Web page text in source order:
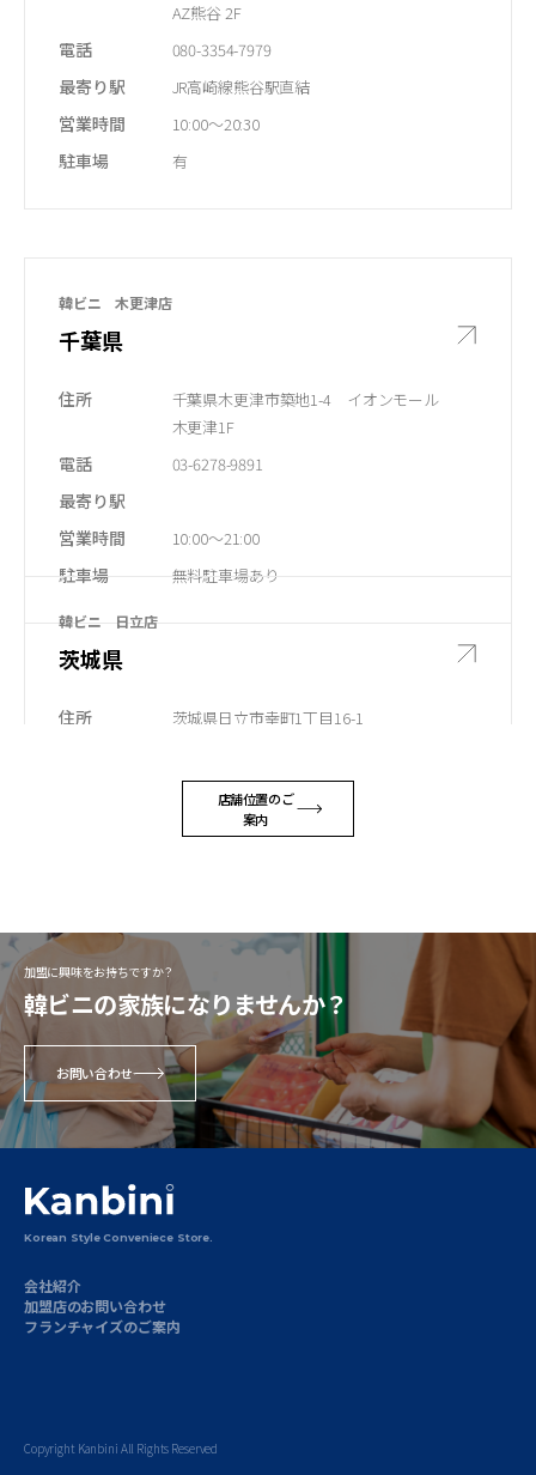
AZ熊谷 2F
電話 080-3354-7979
最寄り駅 JR高崎線熊谷駅直結
​営業時間 10:00～20:30
​駐車場 有
韓ビニ 木更津店
千葉県
住所
千葉県木更津市築地1-4 イオンモール
木更津1F
電話 03-6278-9891
最寄り駅
​営業時間
10:00～21:00
​駐車場 無料駐車場あり
韓ビニ 日立店
茨城県
住所 茨城県日立市幸町1丁目16-1
JR常磐線日立駅から 徒歩4分
10:00～20:00
韓ビニイオンモール石巻店
宮城県
住所
〒986-0866 宮城県石巻市茜平４丁目
104
最寄り駅
分
​駐車場
住所
〒511-0255 三重県員弁郡東員町長深字
店舗位置のご
案内
加盟に興味をお持ちですか？
韓ビニの家族になりませんか？
お問い合わせ
Korean Style Conveniece Store.
Copyright Kanbini All Rights Reserved
会社紹介
加盟店のお問い合わせ
フランチャイズのご案内